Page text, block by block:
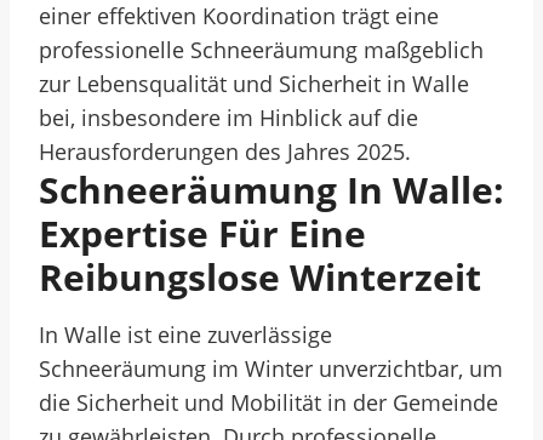
einer effektiven Koordination trägt eine
professionelle Schneeräumung maßgeblich
zur Lebensqualität und Sicherheit in Walle
bei, insbesondere im Hinblick auf die
Herausforderungen des Jahres 2025.
Schneeräumung In Walle:
Expertise Für Eine
Reibungslose Winterzeit
In Walle ist eine zuverlässige
Schneeräumung im Winter unverzichtbar, um
die Sicherheit und Mobilität in der Gemeinde